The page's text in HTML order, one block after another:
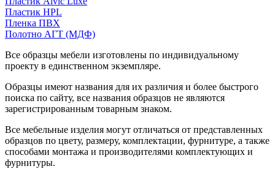
Пластик HPL
Пленка ПВХ
Полотно АГТ (МДФ)
Все образцы мебели изготовлены по индивидуальному
проекту в единственном экземпляре.
Образцы имеют названия для их различия и более быстрого
поиска по сайту, все названия образцов не являются
зарегистрированным товарным знаком.
Все мебельные изделия могут отличаться от представленных
образцов по цвету, размеру, комплектации, фурнитуре, а также
способами монтажа и производителями комплектующих и
фурнитуры.